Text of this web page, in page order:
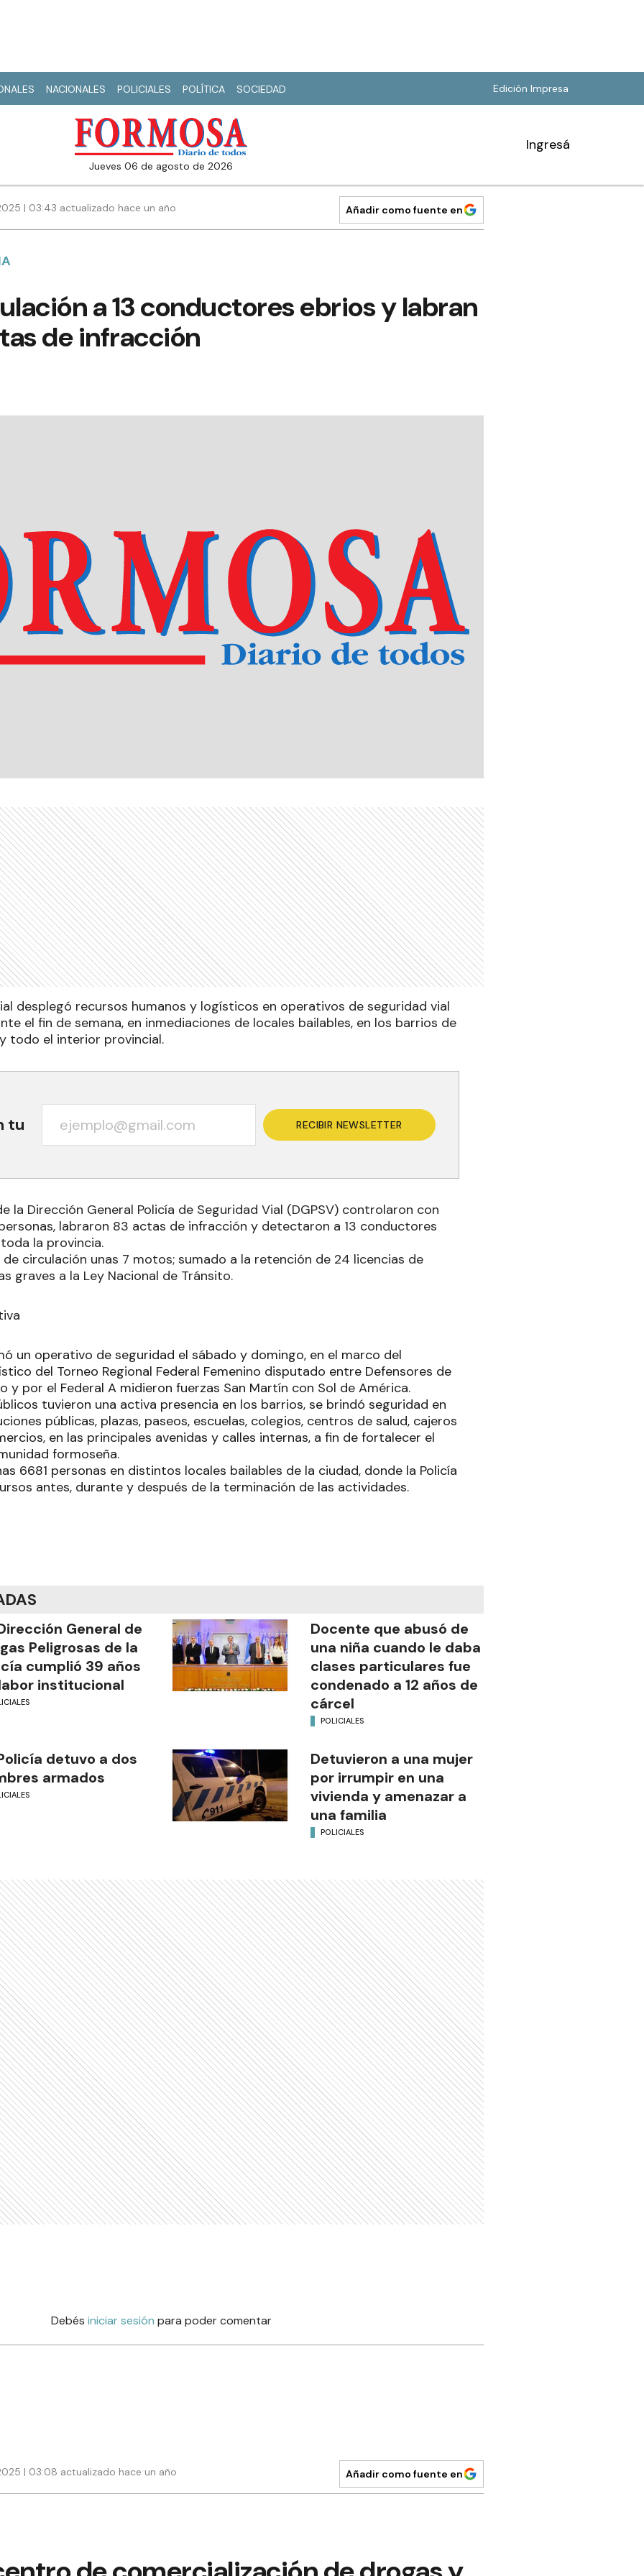
NACIONALES POLICIALES POLÍTICA SOCIEDAD Edición Impresa
jueves 06 de agosto de 2026
Ingresá
| 03:43 actualizado hace un año Añadir como fuente en
a 13 conductores ebrios y labran
de infracción
desplegó recursos humanos y logísticos en operativos de seguridad vial
el fin de semana, en inmediaciones de locales bailables, en los barrios de
todo el interior provincial.
tu RECIBIR NEWSLETTER
la Dirección General Policía de Seguridad Vial (DGPSV) controlaron con
labraron 83 actas de infracción y detectaron a 13 conductores
la provincia.
circulación unas 7 motos; sumado a la retención de 24 licencias de
graves a la Ley Nacional de Tránsito.
un operativo de seguridad el sábado y domingo, en el marco del
del Torneo Regional Federal Femenino disputado entre Defensores de
y por el Federal A midieron fuerzas San Martín con Sol de América.
tuvieron una activa presencia en los barrios, se brindó seguridad en
públicas, plazas, paseos, escuelas, colegios, centros de salud, cajeros
en las principales avenidas y calles internas, a fin de fortalecer el
formoseña.
6681 personas en distintos locales bailables de la ciudad, donde la Policía
antes, durante y después de la terminación de las actividades.
General de
Peligrosas de la
cumplió 39 años
institucional
Docente que abusó de
una niña cuando le daba
clases particulares fue
condenado a 12 años de
cárcel
POLICIALES
detuvo a dos
armados
Detuvieron a una mujer
por irrumpir en una
vivienda y amenazar a
una familia
POLICIALES
Debés iniciar sesión para poder comentar
| 03:08 actualizado hace un año Añadir como fuente en